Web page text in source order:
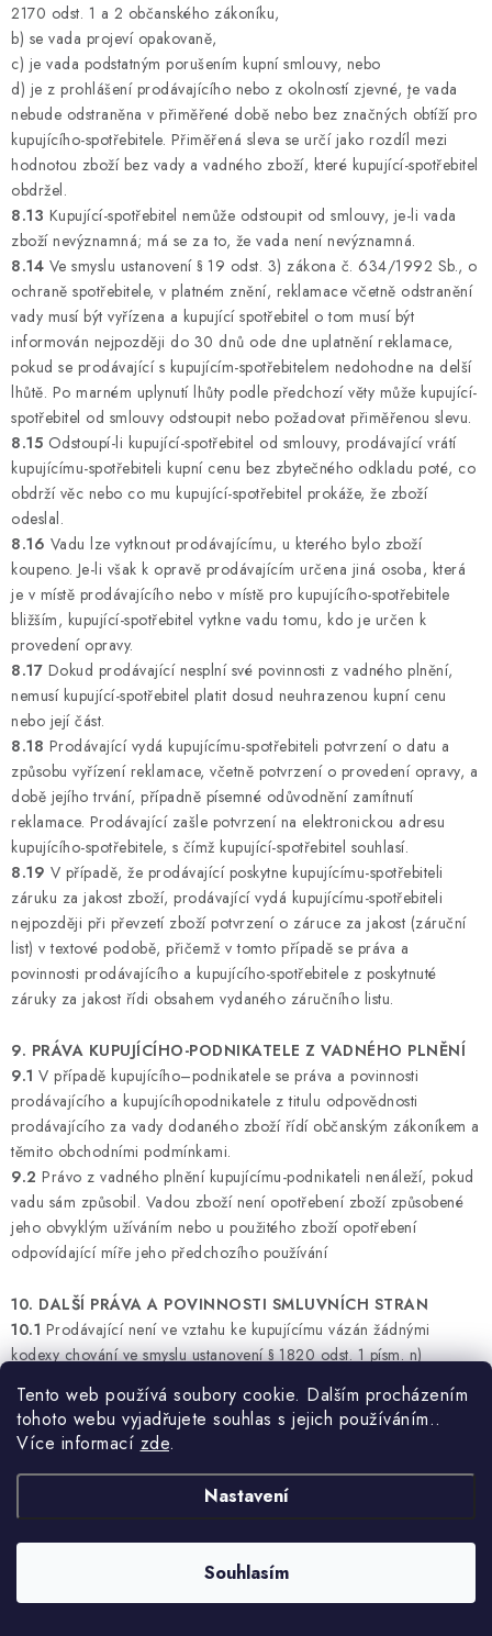
Tento web používá soubory cookie. Dalším procházením
tohoto webu vyjadřujete souhlas s jejich používáním..
Více informací zde.
Nastavení
Souhlasím
2170 odst. 1 a 2 občanského zákoníku,
b) se vada projeví opakovaně,
c) je vada podstatným porušením kupní smlouvy, nebo
d) je z prohlášení prodávajícího nebo z okolností zjevné, ţe vada
nebude odstraněna v přiměřené době nebo bez značných obtíží pro
kupujícího-spotřebitele. Přiměřená sleva se určí jako rozdíl mezi
hodnotou zboží bez vady a vadného zboží, které kupující-spotřebitel
obdržel.
8.13 Kupující-spotřebitel nemůže odstoupit od smlouvy, je-li vada
zboží nevýznamná; má se za to, že vada není nevýznamná.
8.14 Ve smyslu ustanovení § 19 odst. 3) zákona č. 634/1992 Sb., o
ochraně spotřebitele, v platném znění, reklamace včetně odstranění
vady musí být vyřízena a kupující spotřebitel o tom musí být
informován nejpozději do 30 dnů ode dne uplatnění reklamace,
pokud se prodávající s kupujícím-spotřebitelem nedohodne na delší
lhůtě. Po marném uplynutí lhůty podle předchozí věty může kupující-
spotřebitel od smlouvy odstoupit nebo požadovat přiměřenou slevu.
8.15 Odstoupí-li kupující-spotřebitel od smlouvy, prodávající vrátí
kupujícímu-spotřebiteli kupní cenu bez zbytečného odkladu poté, co
obdrží věc nebo co mu kupující-spotřebitel prokáže, že zboží
odeslal.
8.16 Vadu lze vytknout prodávajícímu, u kterého bylo zboží
koupeno. Je-li však k opravě prodávajícím určena jiná osoba, která
je v místě prodávajícího nebo v místě pro kupujícího-spotřebitele
bližším, kupující-spotřebitel vytkne vadu tomu, kdo je určen k
provedení opravy.
8.17 Dokud prodávající nesplní své povinnosti z vadného plnění,
nemusí kupující-spotřebitel platit dosud neuhrazenou kupní cenu
nebo její část.
8.18 Prodávající vydá kupujícímu-spotřebiteli potvrzení o datu a
způsobu vyřízení reklamace, včetně potvrzení o provedení opravy, a
době jejího trvání, případně písemné odůvodnění zamítnutí
reklamace. Prodávající zašle potvrzení na elektronickou adresu
kupujícího-spotřebitele, s čímž kupující-spotřebitel souhlasí.
8.19 V případě, že prodávající poskytne kupujícímu-spotřebiteli
záruku za jakost zboží, prodávající vydá kupujícímu-spotřebiteli
nejpozději při převzetí zboží potvrzení o záruce za jakost (záruční
list) v textové podobě, přičemž v tomto případě se práva a
povinnosti prodávajícího a kupujícího-spotřebitele z poskytnuté
záruky za jakost řídi obsahem vydaného záručního listu.
9. PRÁVA KUPUJÍCÍHO-PODNIKATELE Z VADNÉHO PLNĚNÍ
9.1 V případě kupujícího–podnikatele se práva a povinnosti
prodávajícího a kupujícíhopodnikatele z titulu odpovědnosti
prodávajícího za vady dodaného zboží řídí občanským zákoníkem a
těmito obchodními podmínkami.
9.2 Právo z vadného plnění kupujícímu-podnikateli nenáleží, pokud
vadu sám způsobil. Vadou zboží není opotřebení zboží způsobené
jeho obvyklým užíváním nebo u použitého zboží opotřebení
odpovídající míře jeho předchozího používání
10. DALŠÍ PRÁVA A POVINNOSTI SMLUVNÍCH STRAN
10.1 Prodávající není ve vztahu ke kupujícímu vázán žádnými
kodexy chování ve smyslu ustanovení § 1820 odst. 1 písm. n)
10.2Vyřizování stížností spotřebitelů zajišťuje prodávající
prostřednictvím elektronické adresy info@petlando.cz. Informaci o
vyřízení stížnosti kupujícího zašle prodávající na elektronickou
adresu kupujícího, je-li mu známa.
K mimosoudnímu řešení spotřebitelských sporů z kupní
https://adr.coi.cz/cs. Platformu pro řešení sporů on-line nacházející
se na internetové adrese http://ec.europa.eu/consumers/odr je